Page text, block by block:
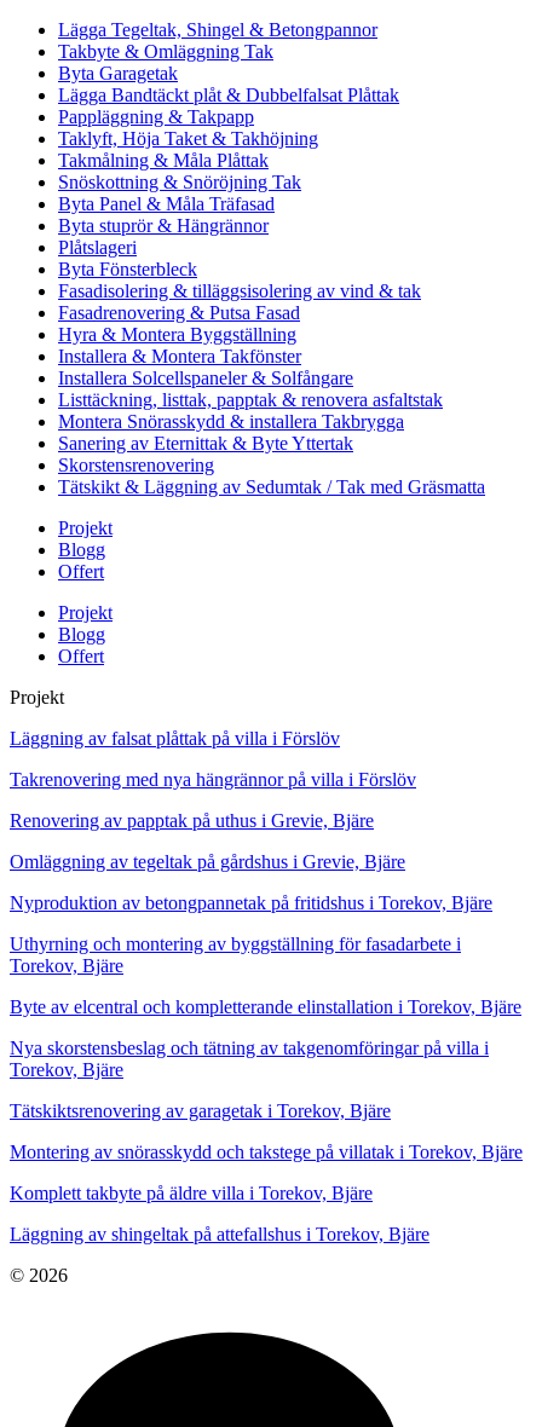
Lägga Tegeltak, Shingel & Betongpannor
Takbyte & Omläggning Tak
Byta Garagetak
Lägga Bandtäckt plåt & Dubbelfalsat Plåttak
Pappläggning & Takpapp
Taklyft, Höja Taket & Takhöjning
Takmålning & Måla Plåttak
Snöskottning & Snöröjning Tak
Byta Panel & Måla Träfasad
Byta stuprör & Hängrännor
Plåtslageri
Byta Fönsterbleck
Fasadisolering & tilläggsisolering av vind & tak
Fasadrenovering & Putsa Fasad
Hyra & Montera Byggställning
Installera & Montera Takfönster
Installera Solcellspaneler & Solfångare
Listtäckning, listtak, papptak & renovera asfaltstak
Montera Snörasskydd & installera Takbrygga
Sanering av Eternittak & Byte Yttertak
Skorstensrenovering
Tätskikt & Läggning av Sedumtak / Tak med Gräsmatta
Projekt
Blogg
Offert
Projekt
Blogg
Offert
Projekt
Läggning av falsat plåttak på villa i Förslöv
Takrenovering med nya hängrännor på villa i Förslöv
Renovering av papptak på uthus i Grevie, Bjäre
Omläggning av tegeltak på gårdshus i Grevie, Bjäre
Nyproduktion av betongpannetak på fritidshus i Torekov, Bjäre
Uthyrning och montering av byggställning för fasadarbete i
Torekov, Bjäre
Byte av elcentral och kompletterande elinstallation i Torekov, Bjäre
Nya skorstensbeslag och tätning av takgenomföringar på villa i
Torekov, Bjäre
Tätskiktsrenovering av garagetak i Torekov, Bjäre
Montering av snörasskydd och takstege på villatak i Torekov, Bjäre
Komplett takbyte på äldre villa i Torekov, Bjäre
Läggning av shingeltak på attefallshus i Torekov, Bjäre
© 2026